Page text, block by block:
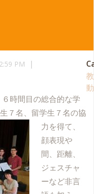
2:59 PM |
時間目の総合的な学
７名、留学生７名の協
力を得て、
顔表現や
間、距離、
ジェスチャ
ーなど非言
動